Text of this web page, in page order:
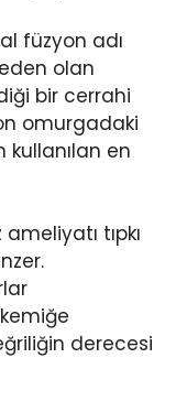
füzyon adı
olan
bir cerrahi
omurgadaki
en
tıpkı
derecesi